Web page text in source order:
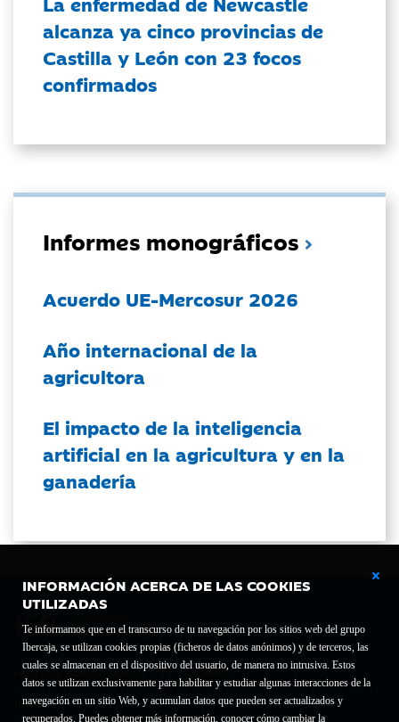
INFORMACIÓN ACERCA DE LAS COOKIES
UTILIZADAS
Te informamos que en el transcurso de tu navegación por los sitios web del grupo
Ibercaja, se utilizan cookies propias (ficheros de datos anónimos) y de terceros, las
cuales se almacenan en el dispositivo del usuario, de manera no intrusiva. Estos
datos se utilizan exclusivamente para habilitar y estudiar algunas interacciones de la
navegación en un sitio Web, y acumulan datos que pueden ser actualizados y
recuperados. Puedes obtener más información, conocer cómo cambiar la
alcanza ya cinco provincias de
Castilla y León con 23 focos
confirmados
Informes monográficos
Acuerdo UE-Mercosur 2026
Año internacional de la
agricultora
El impacto de la inteligencia
artificial en la agricultura y en la
ganadería
Fundación Bancaria Ibercaja C.I.F. G-50000652.
Inscrita en el Registro de Fundaciones del Mº de Educación, Cultura y Deporte con el nº
1689.